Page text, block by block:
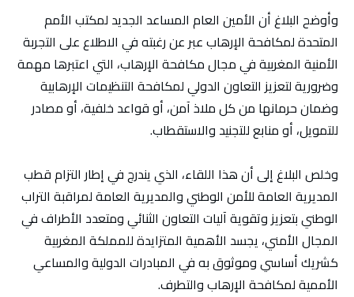
وأوضح البلاغ أن الأمين العام المساعد الجديد لمكتب الأمم
المتحدة لمكافحة الإرهاب عبر عن رغبته في الاطلاع على التجربة
الأمنية المغربية في مجال مكافحة الإرهاب، التي اعتبرها مهمة
وضرورية لتعزيز التعاون الدولي لمكافحة التنظيمات الإرهابية
وضمان حرمانها من كل ملاذ آمن، أو قواعد خلفية، أو مصادر
للتمويل، أو منابع للتجنيد والاستقطاب.
وخلص البلاغ إلى أن هذا اللقاء، الذي يندرج في إطار التزام قطب
المديرية العامة للأمن الوطني والمديرية العامة لمراقبة التراب
الوطني بتعزيز وتقوية آليات التعاون الثنائي ومتعدد الأطراف في
المجال الأمني، يجسد الأهمية المتزايدة للمملكة المغربية
كشريك أساسي وموثوق به في المبادرات الدولية والمساعي
الأممية لمكافحة الإرهاب والتطرف.